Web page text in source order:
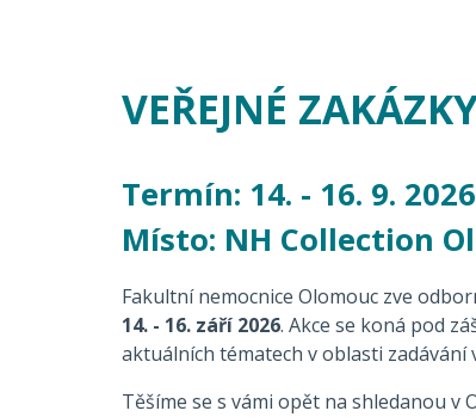
VEŘEJNÉ
Termín: 14. - 16. 9. 2026
Místo: NH Collection
Fakultní nemocnice Olomouc zve
14. - 16. září 2026. Akce se koná pod
aktuálních tématech v oblasti
Těšíme se s vámi opět na shledanou v